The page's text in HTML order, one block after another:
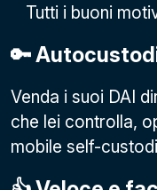
Tutti i buoni
🔑
Venda i suoi DAI
che lei controlla,
mobile self-